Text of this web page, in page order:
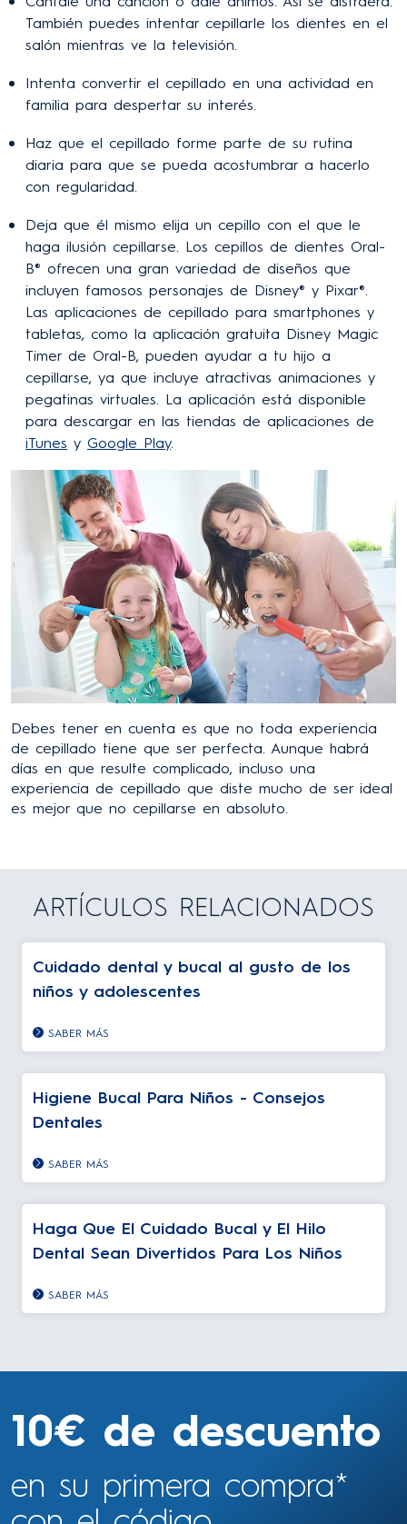
También puedes intentar cepillarle los dientes en el
salón mientras ve la televisión.
Intenta convertir el cepillado en una actividad en
familia para despertar su interés.
Haz que el cepillado forme parte de su rutina
diaria para que se pueda acostumbrar a hacerlo
con regularidad.
Deja que él mismo elija un cepillo con el que le
haga ilusión cepillarse. Los cepillos de dientes Oral-
B® ofrecen una gran variedad de diseños que
incluyen famosos personajes de Disney® y Pixar®.
Las aplicaciones de cepillado para smartphones y
tabletas, como la aplicación gratuita Disney Magic
Timer de Oral-B, pueden ayudar a tu hijo a
cepillarse, ya que incluye atractivas animaciones y
pegatinas virtuales. La aplicación está disponible
para descargar en las tiendas de aplicaciones de
iTunes y Google Play.
Debes tener en cuenta es que no toda experiencia
de cepillado tiene que ser perfecta. Aunque habrá
días en que resulte complicado, incluso una
experiencia de cepillado que diste mucho de ser ideal
es mejor que no cepillarse en absoluto.
ARTÍCULOS RELACIONADOS
Cuidado dental y bucal al gusto de los
niños y adolescentes
SABER MÁS
Higiene Bucal Para Niños - Consejos
Dentales
SABER MÁS
Haga Que El Cuidado Bucal y El Hilo
Dental Sean Divertidos Para Los Niños
SABER MÁS
10€ de descuento
en su primera compra*